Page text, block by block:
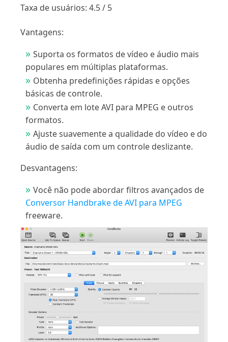
Taxa de usuários: 4.5 / 5
Vantagens:
Suporta os formatos de vídeo e áudio mais
populares em múltiplas plataformas.
Obtenha predefinições rápidas e opções
básicas de controle.
Converta em lote AVI para MPEG e outros
formatos.
Ajuste suavemente a qualidade do vídeo e do
áudio de saída com um controle deslizante.
Desvantagens:
Você não pode abordar filtros avançados de
Conversor Handbrake de AVI para MPEG
freeware.